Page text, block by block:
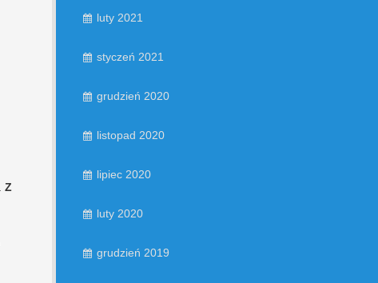
Z
luty 2021
styczeń 2021
grudzień 2020
listopad 2020
lipiec 2020
luty 2020
grudzień 2019